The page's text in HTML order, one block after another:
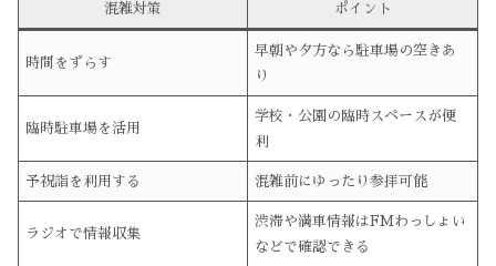
混雑対策 ポイント
時間をずらす
早朝や夕方なら駐車場の空きあ
り
臨時駐車場を活用
学校・公園の臨時スペースが便
利
予祝詣を利用する 混雑前にゆったり参拝可能
ラジオで情報収集
渋滞や満車情報はFMわっしょい
などで確認できる